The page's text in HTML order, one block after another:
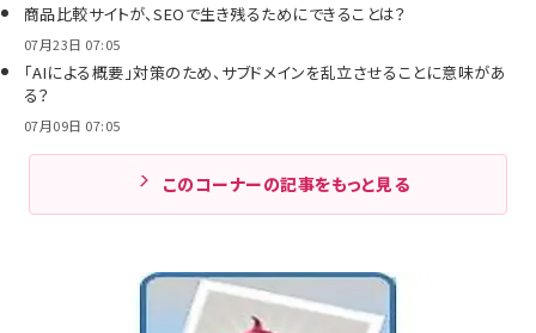
商品比較サイトが、SEOで生き残るためにできることは？
07月23日 07:05
「AIによる概要」対策のため、サブドメインを乱立させることに意味があ
る？
07月09日 07:05
このコーナーの記事をもっと見る